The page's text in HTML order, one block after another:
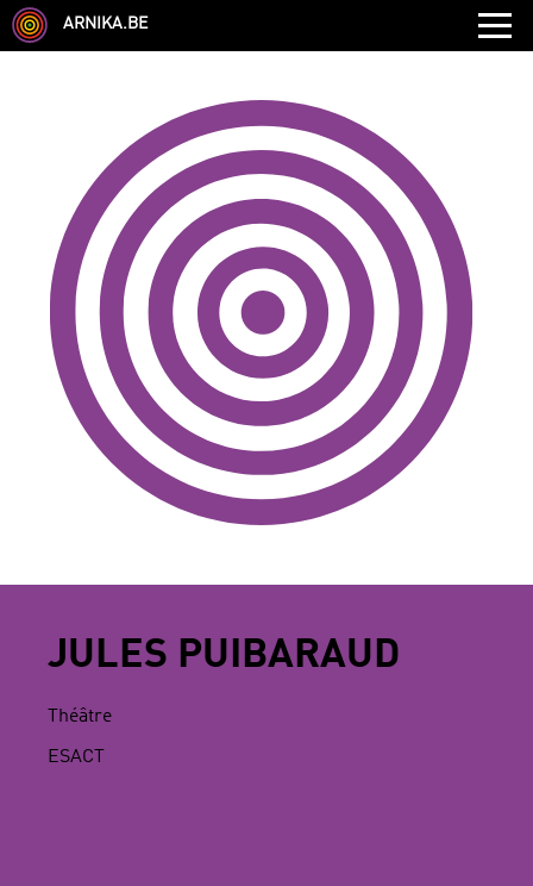
ARNIKA.BE
AUTRE COMPÉTENCE TYPE
LANGUES PARLÉES ÉCOLE
CHEVEUX TAILLE
CORPULENCE ANNÉE DE NAISSANCE
ANNULER LES FILTRES
JULES PUIBARAUD
Théâtre
ESACT